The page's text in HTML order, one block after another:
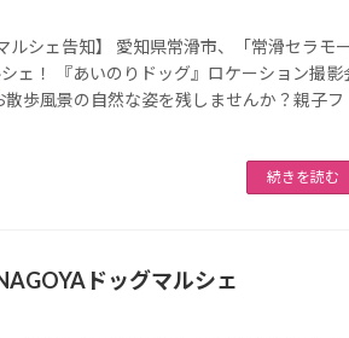
ルシェ告知】 愛知県常滑市、「常滑セラモー
ェ！ 『あいのりドッグ』ロケーション撮影
散歩風景の自然な姿を残しませんか？親子フ
続きを読む
ドッグマルシェ